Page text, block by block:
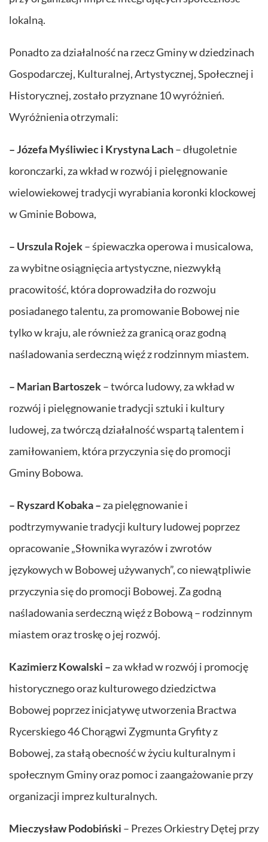
lokalną.
Ponadto za działalność na rzecz Gminy w dziedzinach
Gospodarczej, Kulturalnej, Artystycznej, Społecznej i
Historycznej, zostało przyznane 10 wyróżnień.
Wyróżnienia otrzymali:
– Józefa Myśliwiec i Krystyna Lach– długoletnie
koronczarki, za wkład w rozwój i pielęgnowanie
wielowiekowej tradycji wyrabiania koronki klockowej
w Gminie Bobowa,
– Urszula Rojek– śpiewaczka operowa i musicalowa,
za wybitne osiągnięcia artystyczne, niezwykłą
pracowitość, która doprowadziła do rozwoju
posiadanego talentu, za promowanie Bobowej nie
tylko w kraju, ale również za granicą oraz godną
naśladowania serdeczną więź z rodzinnym miastem.
– Marian Bartoszek– twórca ludowy, za wkład w
rozwój i pielęgnowanie tradycji sztuki i kultury
ludowej, za twórczą działalność wspartą talentem i
zamiłowaniem, która przyczynia się do promocji
Gminy Bobowa.
– Ryszard Kobaka – za pielęgnowanie i
podtrzymywanie tradycji kultury ludowej poprzez
opracowanie „Słownika wyrazów i zwrotów
językowych w Bobowej używanych”, co niewątpliwie
przyczynia się do promocji Bobowej. Za godną
naśladowania serdeczną więź z Bobową – rodzinnym
miastem oraz troskę o jej rozwój.
Kazimierz Kowalski – za wkład w rozwój i promocję
historycznego oraz kulturowego dziedzictwa
Bobowej poprzez inicjatywę utworzenia Bractwa
Rycerskiego 46 Chorągwi Zygmunta Gryfity z
Bobowej, za stałą obecność w życiu kulturalnym i
społecznym Gminy oraz pomoc i zaangażowanie przy
organizacji imprez kulturalnych.
Mieczysław Podobiński – Prezes Orkiestry Dętej przy